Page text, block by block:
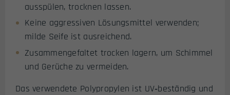
ausspülen, trocknen lassen.
Keine aggressiven Lösungsmittel verwenden;
milde Seife ist ausreichend.
Zusammengefaltet trocken lagern, um Schimmel
und Gerüche zu vermeiden.
Das verwendete Polypropylen ist UV‑beständig und